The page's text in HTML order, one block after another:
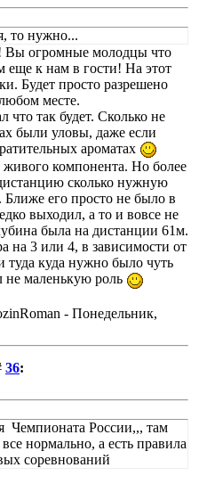
то нужно...
Вы огромные молодцы что
к нам в гости! На этот
Будет просто разрешено
месте.
что так будет. Сколько не
были уловы, даже если
ароматах
живого компонента. Но более
сколько нужную
Ближе его просто не было в
выходил, а то и вовсе не
была на дистанции 61м.
на 3 или 4, в зависимости от
туда куда нужно было чуть
не маленькую роль
- Понедельник,
36:
Чемпионата России,,, там
нормально, а есть правила
соревнований